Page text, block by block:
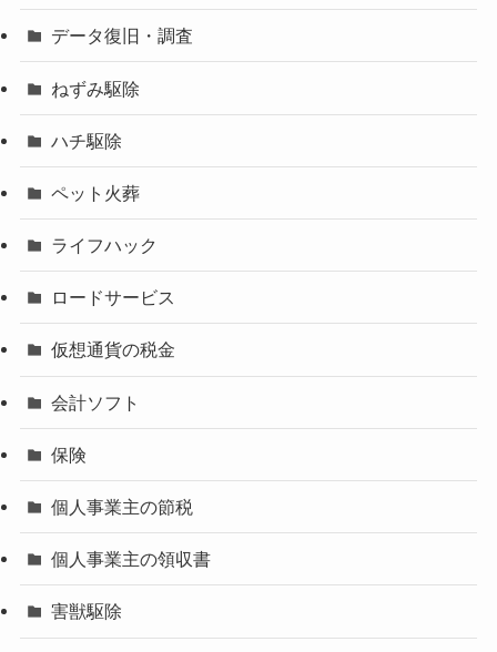
データ復旧・調査
ねずみ駆除
ハチ駆除
ペット火葬
ライフハック
ロードサービス
仮想通貨の税金
会計ソフト
保険
個人事業主の節税
個人事業主の領収書
害獣駆除